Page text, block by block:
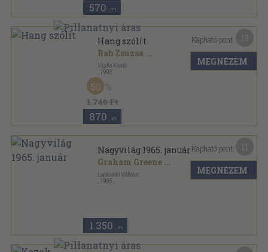
570 ,-Ft
Hang szólít
Rab Zsuzsa ...
Vigilia Kiadó
1993
Ragasztott papírkötés
Vigilia Könyvek sorozat
1.740 Ft
50
870 ,-Ft
Kapható pont:
MEGNÉZEM
Nagyvilág 1965. január
Graham Greene ...
Lapkiadó Vállalat
1965
1.350 ,-Ft
Kapható pont:
MEGNÉZEM